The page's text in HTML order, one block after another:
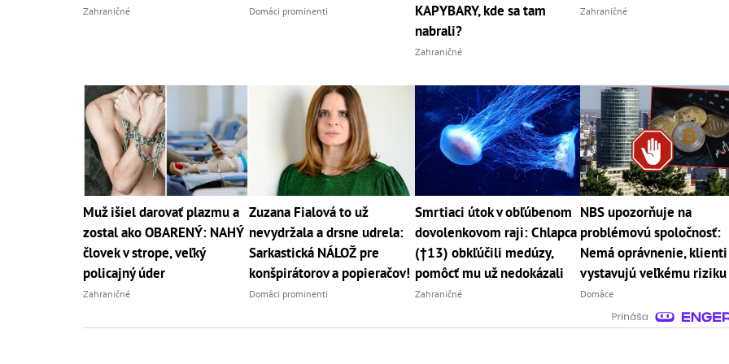
Zahraničné Domáci prominenti
KAPYBARY, kde sa tam
nabrali?
Zahraničné
Zahraničné
Muž išiel darovať plazmu a
zostal ako OBARENÝ: NAHÝ
človek v strope, veľký
policajný úder
Zahraničné
Zuzana Fialová to už
nevydržala a drsne udrela:
Sarkastická NÁLOŽ pre
konšpirátorov a popieračov!
Domáci prominenti
Smrtiaci útok v obľúbenom
dovolenkovom raji: Chlapca
(†13) obkľúčili medúzy,
pomôcť mu už nedokázali
Zahraničné
NBS upozorňuje na
problémovú spoločnosť:
Nemá oprávnenie, klienti
vystavujú veľkému riziku
Domáce